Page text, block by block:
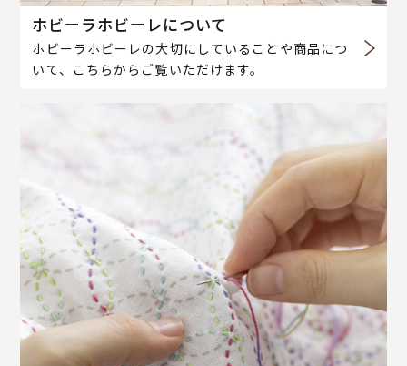
ホビーラホビーレについて
ホビーラホビーレの大切にしていることや商品につ
いて、こちらからご覧いただけます。